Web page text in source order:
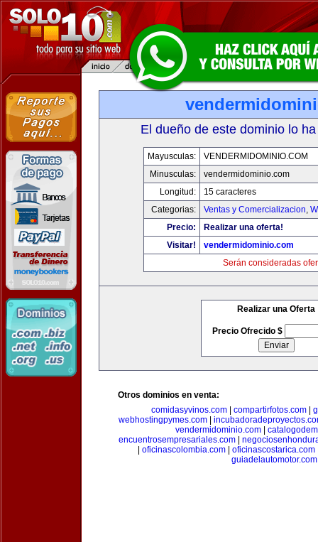
El dueño de este dominio lo
Mayusculas:
VENDERMIDOMINIO.COM
Minusculas:
vendermidominio.com
Longitud:
15 caracteres
Categorias:
Ventas y Comercializacion,
Precio:
Realizar una oferta!
Visitar!
vendermidominio.com
Serán consideradas
Realizar una Oferta
Precio Ofrecido $
Otros dominios en venta:
comidasyvinos.com| compartirfotos.com|
webhostingpymes.com
vendermidominio.com|
encuentrosempresariales.com|
oficinascolombia.com| oficinascostarica.com
guiadelautomotor.com